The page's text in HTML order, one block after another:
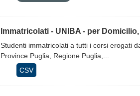
Immatricolati - UNIBA - per
Studenti immatricolati a tutti i corsi erogati
Province Puglia, Regione Puglia,...
CSV